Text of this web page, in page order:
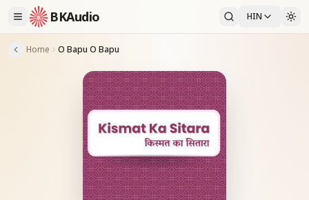
BKAudio HIN
Home O Bapu O Bapu